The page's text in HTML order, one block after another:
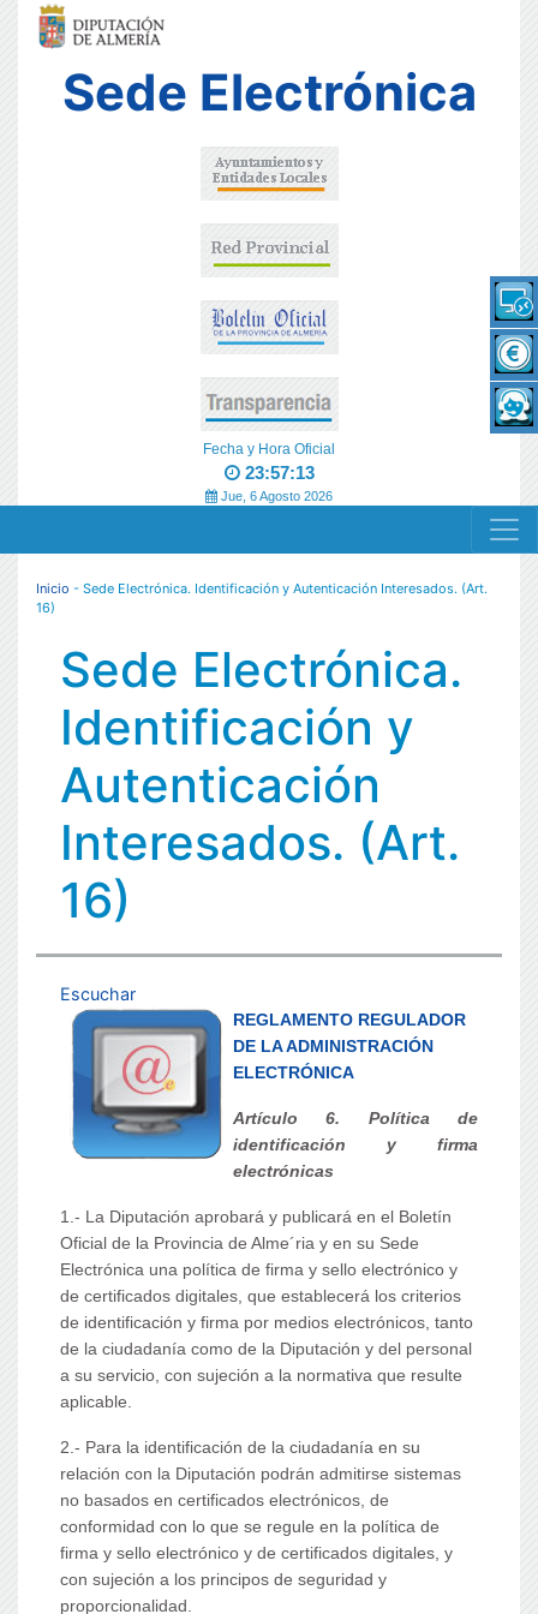
Sede Electrónica
Fecha y Hora Oficial
23:57:13
Jue, 6 Agosto 2026
MENÚ RESPONSIVE
Inicio - Sede Electrónica. Identificación y Autenticación Interesados. (Art.
16)
Sede Electrónica.
Identificación y
Autenticación
Interesados. (Art.
16)
Escuchar
REGLAMENTO REGULADOR
DE LA ADMINISTRACIÓN
ELECTRÓNICA
Artículo 6. Política de
identificación y firma
electrónicas
1.- La Diputación aprobará y publicará en el Boletín
Oficial de la Provincia de Alme´ria y en su Sede
Electrónica una política de firma y sello electrónico y
de certificados digitales, que establecerá los criterios
de identificación y firma por medios electrónicos, tanto
de la ciudadanía como de la Diputación y del personal
a su servicio, con sujeción a la normativa que resulte
aplicable.
2.- Para la identificación de la ciudadanía en su
relación con la Diputación podrán admitirse sistemas
no basados en certificados electrónicos, de
conformidad con lo que se regule en la política de
firma y sello electrónico y de certificados digitales, y
con sujeción a los principos de seguridad y
proporcionalidad.